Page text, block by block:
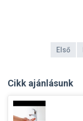
Első
Cikk ajánlásunk